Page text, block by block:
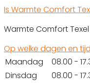
Is Warmte Comfort
Warmte Comfort
Op welke dagen en
Maandag
08.00 -
Dinsdag
08.00 -